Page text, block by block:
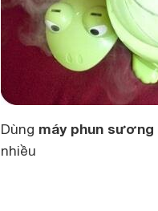
Dùng máy phun sương
nhiều